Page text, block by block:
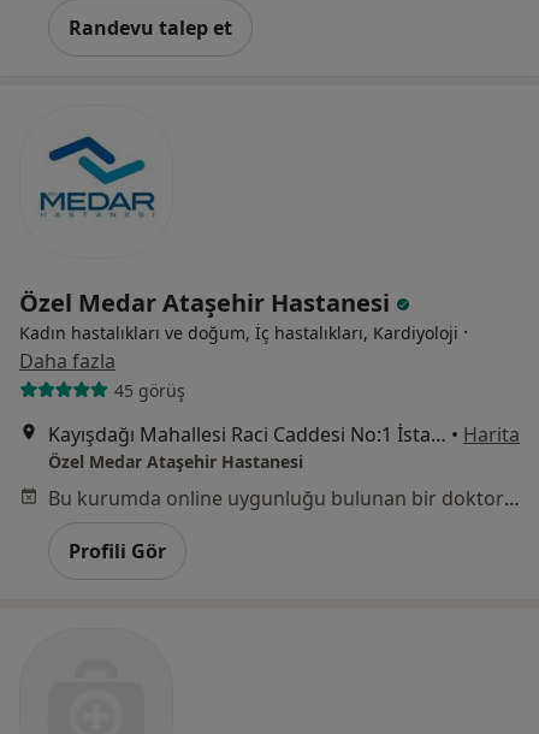
Randevu talep et
Özel Medar Ataşehir Hastanesi
Kadın hastalıkları ve doğum, İç hastalıkları, Kardiyoloji ·
Daha fazla
45 görüş
Kayışdağı Mahallesi Raci Caddesi No:1 İstanbul, Ataşehir • Harita
Özel Medar Ataşehir Hastanesi
Bu kurumda online uygunluğu bulunan bir doktor veya uzman bulunamadı
Profili Gör